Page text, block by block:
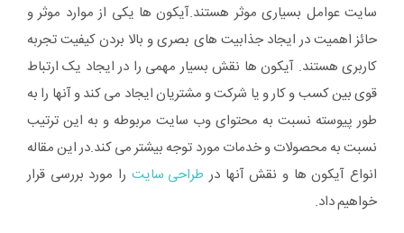
سایت عوامل بسیاری موثر هستند.آیکون ها یکی از موارد موثر و
حائز اهمیت در ایجاد جذابیت های بصری و بالا بردن کیفیت تجربه
کاربری هستند. آیکون ها نقش بسیار مهمی را در ایجاد یک ارتباط
قوی بین کسب و کار و یا شرکت و مشتریان ایجاد می کند و آنها را به
طور پیوسته نسبت به محتوای وب سایت مربوطه و به این ترتیب
نسبت به محصولات و خدمات مورد توجه بیشتر می کند.در این مقاله
انواع آیکون ها و نقش آنها در طراحی سایت را مورد بررسی قرار
خواهیم داد.